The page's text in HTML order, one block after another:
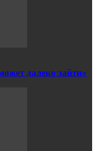
далеко зайти»